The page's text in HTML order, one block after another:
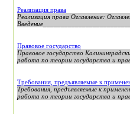
Реализация права
Реализация права Оглавление:
Правовое государство
Правовое государство
работа по теории государства и
Требования, предъявляемые к
Требования, предъявляемые к
работа по теории государства и